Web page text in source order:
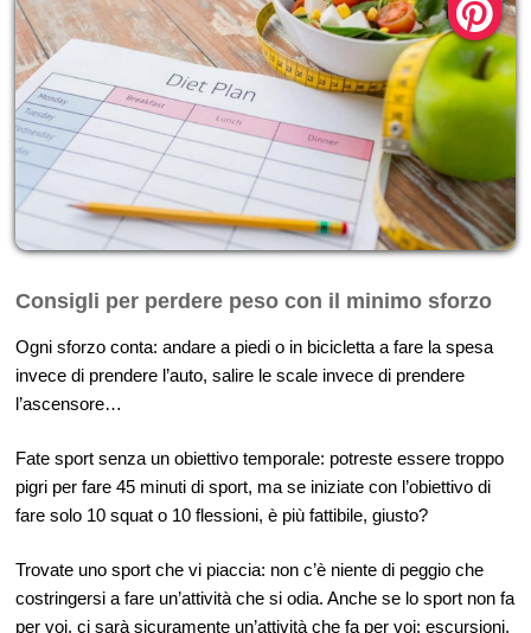
Consigli per perdere peso con il minimo sforzo
Ogni sforzo conta: andare a piedi o in bicicletta a fare la spesa
invece di prendere l’auto, salire le scale invece di prendere
l’ascensore…
Fate sport senza un obiettivo temporale: potreste essere troppo
pigri per fare 45 minuti di sport, ma se iniziate con l’obiettivo di
fare solo 10 squat o 10 flessioni, è più fattibile, giusto?
Trovate uno sport che vi piaccia: non c’è niente di peggio che
costringersi a fare un’attività che si odia. Anche se lo sport non fa
per voi, ci sarà sicuramente un’attività che fa per voi: escursioni,